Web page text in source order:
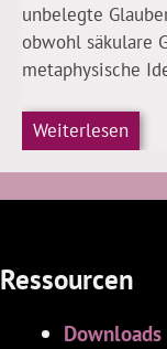
unbelegte
obwohl säkulare
metaphysische
Weiterlesen
Ressourcen
Downloads